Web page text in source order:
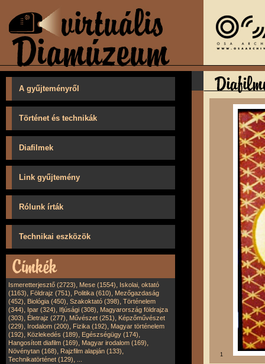
A gyűjteményről
Történet és technikák
Diafilmek
Link gyűjtemény
Rólunk írták
Technikai eszközök
Ismeretterjesztő (2723), Mese (1554), Iskolai, oktató
(1163), Földrajz (751), Politika (610), Mezőgazdaság
(452), Biológia (450), Szakoktató (398), Történelem
(344), Ipar (324), Ifjúsági (308), Magyarország földrajza
(303), Életrajz (277), Művészet (251), Képzőművészet
(229), Irodalom (200), Fizika (192), Magyar történelem
(192), Közlekedés (189), Egészségügy (174),
Hangosított diafilm (169), Magyar irodalom (169),
Növénytan (168), Rajzfilm alapján (133),
Technikatörténet (129),
1